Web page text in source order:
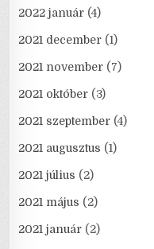
2022 január (4)
2021 december (1)
2021 november (7)
2021 október (3)
2021 szeptember (4)
2021 augusztus (1)
2021 július (2)
2021 május (2)
2021 január (2)